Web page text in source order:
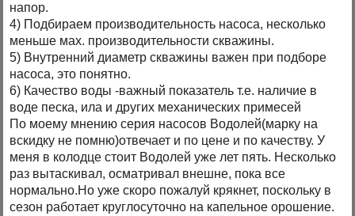
напор.
4) Подбираем производительность насоса, несколько
меньше мах. производительности скважины.
5) Внутренний диаметр скважины важен при подборе
насоса, это понятно.
6) Качество воды -важный показатель т.е. наличие в
воде песка, ила и других механических примесей
По моему мнению серия насосов Водолей(марку на
вскидку не помню)отвечает и по цене и по качеству. У
меня в колодце стоит Водолей уже лет пять. Несколько
раз вытаскивал, осматривал внешне, пока все
нормально.Но уже скоро пожалуй крякнет, поскольку в
сезон работает круглосуточно на капельное орошение.